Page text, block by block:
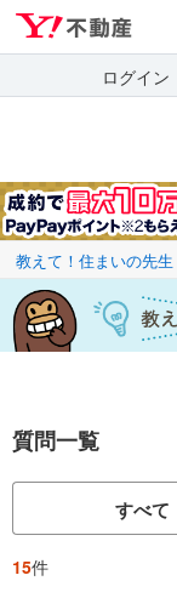
ログイン
教えて！住まいの先生
質問一覧
すべて
15件